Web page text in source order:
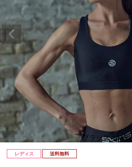
ブラック（019）
レディス 送料無料